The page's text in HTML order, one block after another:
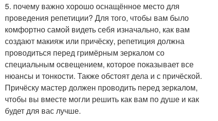
5. почему важно хорошо оснащённое место для
проведения репетиции? Для того, чтобы вам было
комфортно самой видеть себя изначально, как вам
создают макияж или причёску, репетиция должна
проводиться перед гримёрным зеркалом со
специальным освещением, которое показывает все
нюансы и тонкости. Также обстоят дела и с причёской.
Причёску мастер должен проводить перед зеркалом,
чтобы вы вместе могли решить как вам по душе и как
будет для вас лучше.